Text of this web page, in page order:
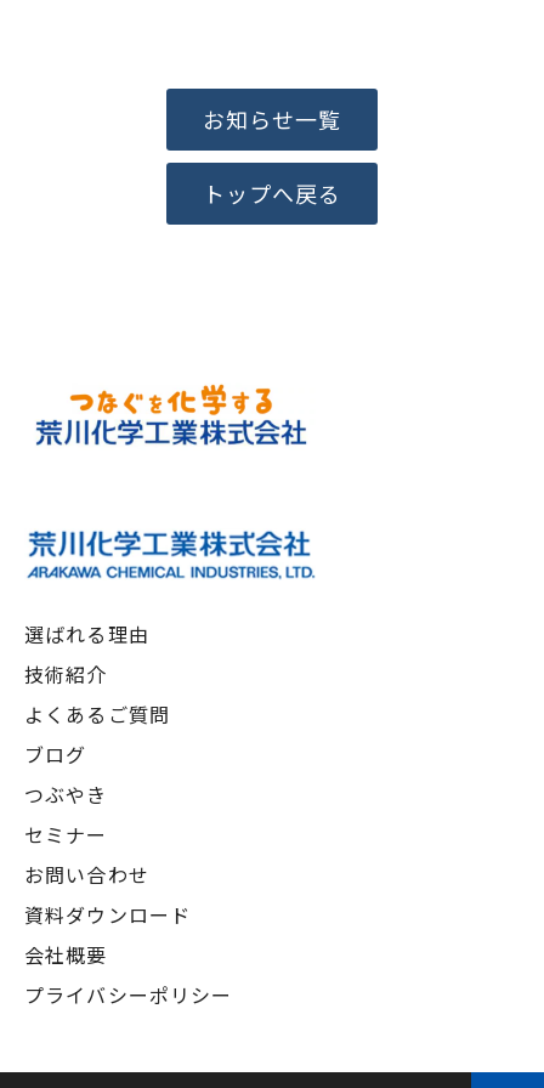
お知らせ一覧
トップへ戻る
選ばれる理由
技術紹介
よくあるご質問
ブログ
つぶやき
セミナー
お問い合わせ
資料ダウンロード
会社概要
プライバシーポリシー